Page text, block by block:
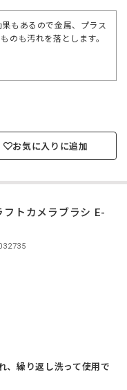
もあるので金属、プラス
のも汚れを落とします。
お気に入りに追加
フトカメラブラシ E-
、繰り返し洗って使用で